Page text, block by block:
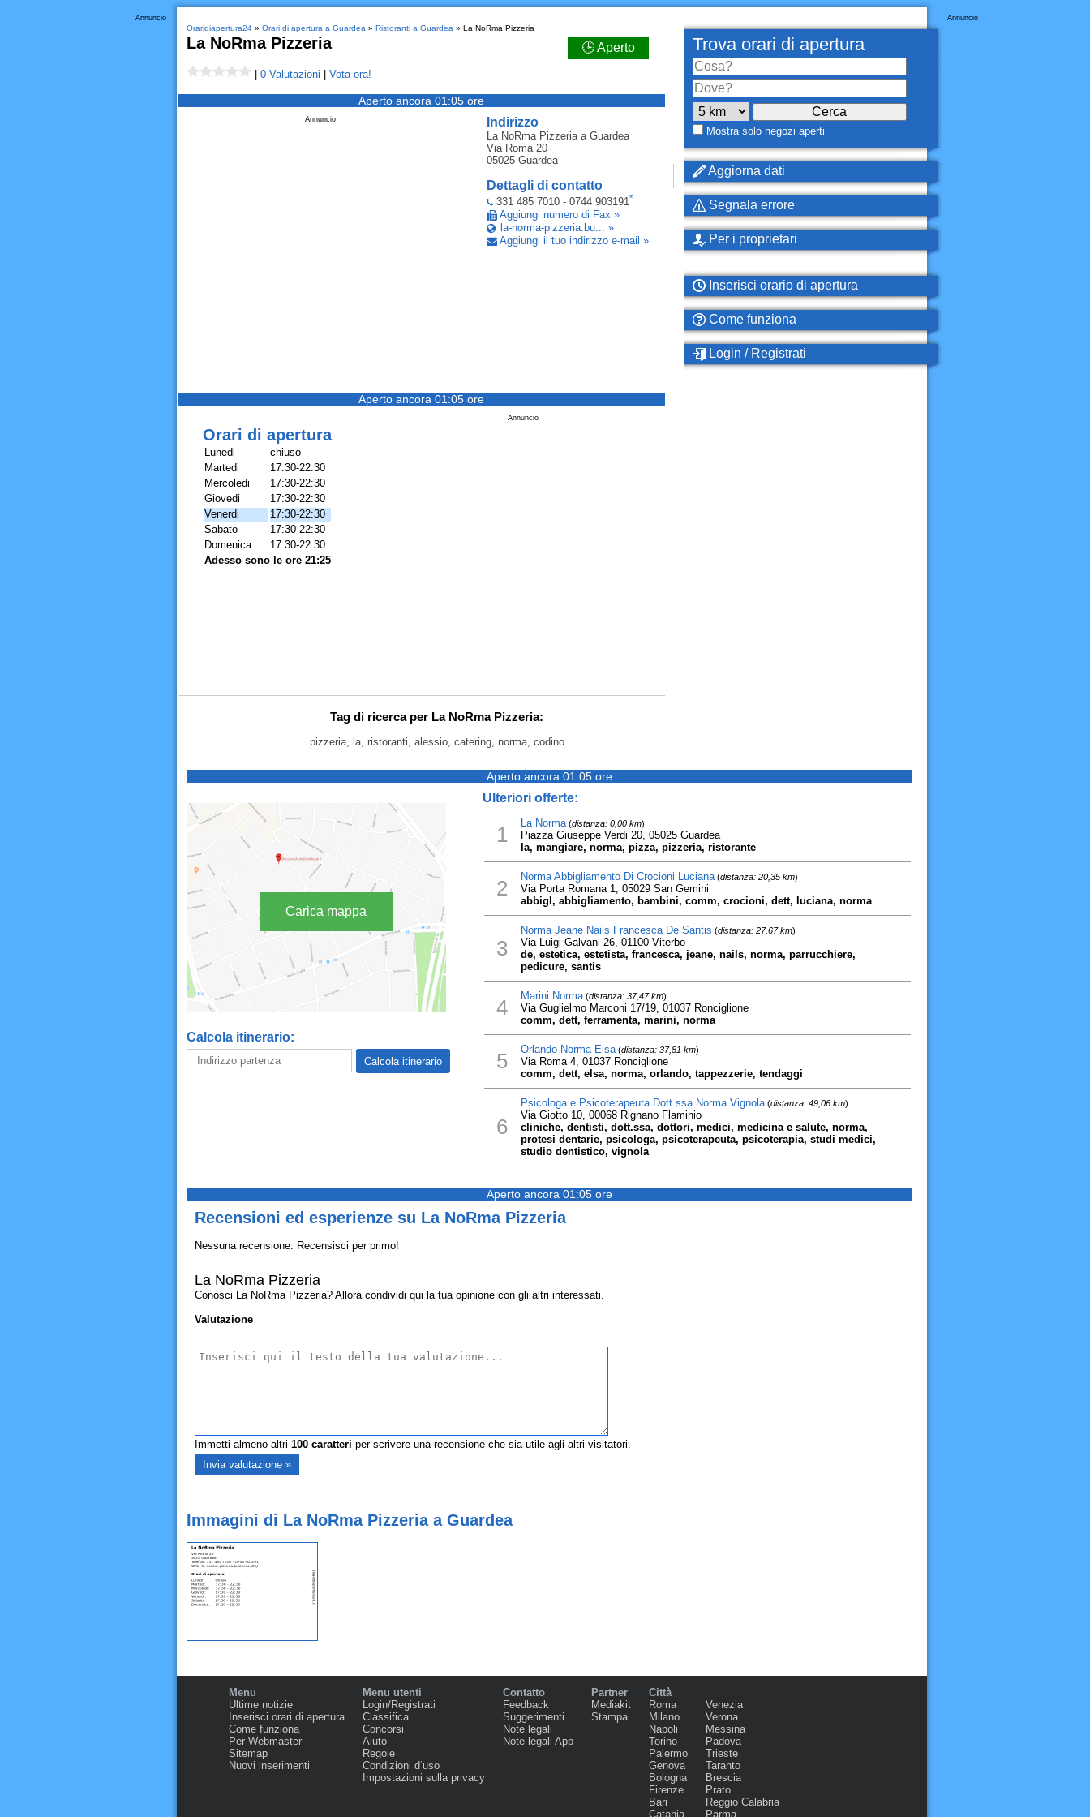
Annuncio
Oraridiapertura24» Orari di apertura a Guardea » Ristoranti a Guardea » La NoRma Pizzeria
La NoRma Pizzeria 🕒 Aperto
0 Valutazioni Vota ora!
Aperto ancora 01:05 ore
Indirizzo
La NoRma Pizzeriaa Guardea
Via Roma 20
05025 Guardea
Dettagli di contatto
331 485 7010 - 0744 903191*
Aggiungi numero di Fax »
la-norma-pizzeria.bu... »
Aggiungi il tuo indirizzo e-mail »
Annuncio
Aperto ancora 01:05 ore
Annuncio
Orari di apertura
Lunedi
chiuso
Martedi
17:30-22:30
Mercoledi
17:30-22:30
Giovedi
17:30-22:30
Venerdi
17:30-22:30
Sabato
17:30-22:30
Domenica
17:30-22:30
Adesso sono le ore 21:25
Tag di ricerca per La NoRma Pizzeria:
pizzeria, la, ristoranti, alessio, catering, norma, codino
Annuncio
Trova orari di apertura
Mostra solo negozi aperti
Aggiorna dati
Segnala errore
Per i proprietari
Inserisci orario di apertura
Come funziona
Login / Registrati
Aperto ancora 01:05 ore
Carica mappa
Calcola itinerario:
Ulteriori offerte:
1 La Norma(distanza: 0,00 km)
Piazza Giuseppe Verdi 20, 05025 Guardea
la, mangiare, norma, pizza, pizzeria, ristorante
2 Norma Abbigliamento Di Crocioni Luciana(distanza: 20,35 km)
Via Porta Romana 1, 05029 San Gemini
abbigl, abbigliamento, bambini, comm, crocioni, dett, luciana, norma
3
Norma Jeane Nails Francesca De Santis (distanza: 27,67 km)
Via Luigi Galvani 26, 01100 Viterbo
de, estetica, estetista, francesca, jeane, nails, norma, parrucchiere,
pedicure, santis
4 Marini Norma(distanza: 37,47 km)
Via Guglielmo Marconi 17/19, 01037 Ronciglione
comm, dett, ferramenta, marini, norma
5 Orlando Norma Elsa(distanza: 37,81 km)
Via Roma 4, 01037 Ronciglione
comm, dett, elsa, norma, orlando, tappezzerie, tendaggi
6
Psicologa e Psicoterapeuta Dott.ssa Norma Vignola(distanza: 49,06 km)
Via Giotto 10, 00068 Rignano Flaminio
cliniche, dentisti, dott.ssa, dottori, medici, medicina e salute, norma,
protesi dentarie, psicologa, psicoterapeuta, psicoterapia, studi medici,
studio dentistico, vignola
Aperto ancora 01:05 ore
Recensioni ed esperienze su La NoRma Pizzeria
Nessuna recensione. Recensisci per primo!
La NoRma Pizzeria
Conosci La NoRma Pizzeria? Allora condividi qui la tua opinione con gli altri interessati.
Valutazione
Immetti almeno altri 100caratteri per scrivere una recensione che sia utile agli altri visitatori.
Immagini di La NoRma Pizzeria a Guardea
Menu
Ultime notizie
Inserisci orari di apertura
Come funziona
Per Webmaster
Sitemap
Nuovi inserimenti
Menu utenti
Login/Registrati
Classifica
Concorsi
Aiuto
Regole
Condizioni d‘uso
Impostazioni sulla privacy
Contatto
Feedback
Suggerimenti
Note legali
Note legali App
Partner
Mediakit
Stampa
Città
Roma
Milano
Napoli
Torino
Palermo
Genova
Bologna
Firenze
Bari
Catania
Venezia
Verona
Messina
Padova
Trieste
Taranto
Brescia
Prato
Reggio Calabria
Parma